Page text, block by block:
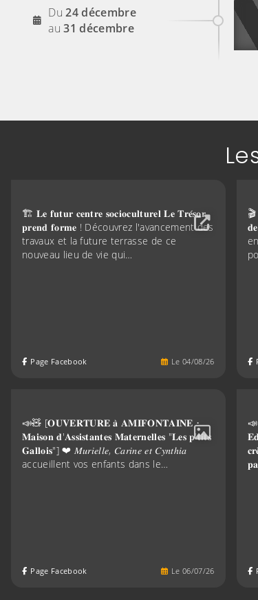
Du 24décembre2026
au 31 décembre2026
🏗️ 𝐋𝐞 𝐟𝐮𝐭𝐮𝐫 𝐜𝐞𝐧𝐭𝐫𝐞 𝐬𝐨𝐜𝐢𝐨𝐜𝐮𝐥𝐭𝐮𝐫𝐞𝐥 𝐋𝐞 𝐓𝐫𝐞́𝐬𝐨𝐫
𝐩𝐫𝐞𝐧𝐝 𝐟𝐨𝐫𝐦𝐞 ! Découvrez l'avancement des
travaux et la future terrasse de ce
nouveau lieu de vie qui…
Le04/08/26
Page Facebook
📣🧸 [𝐎𝐔𝐕𝐄𝐑𝐓𝐔𝐑𝐄 𝐚̀ 𝐀𝐌𝐈𝐅𝐎𝐍𝐓𝐀𝐈𝐍𝐄 •
𝐌𝐚𝐢𝐬𝐨𝐧 𝐝'𝐀𝐬𝐬𝐢𝐬𝐭𝐚𝐧𝐭𝐞𝐬 𝐌𝐚𝐭𝐞𝐫𝐧𝐞𝐥𝐥𝐞𝐬 "𝐋𝐞𝐬 𝐩'𝐭𝐢𝐭𝐬
𝐆𝐚𝐥𝐥𝐨𝐢𝐬"] ❤ 𝑀𝑢𝑟𝑖𝑒𝑙𝑙𝑒, 𝐶𝑎𝑟𝑖𝑛𝑒 𝑒𝑡 𝐶𝑦𝑛𝑡ℎ𝑖𝑎
accueillent vos enfants dans le…
Le06/07/26
Page Facebook